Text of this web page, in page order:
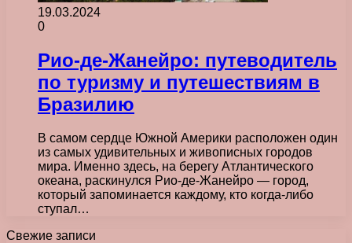
19.03.2024
0
Рио-де-Жанейро: путеводитель
по туризму и путешествиям в
Бразилию
В самом сердце Южной Америки расположен один
из самых удивительных и живописных городов
мира. Именно здесь, на берегу Атлантического
океана, раскинулся Рио-де-Жанейро — город,
который запоминается каждому, кто когда-либо
ступал…
Свежие записи